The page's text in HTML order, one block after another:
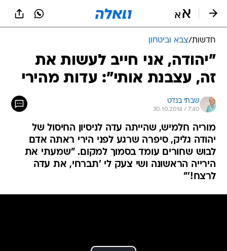
חדשות/צבא וביטחון
"יהודה, אני חייב לעשות את
זה, עצבנת אותי": עדות מהירי
שבתי בנדט
30.10.2014 / 7:40
מוריה חלמיש, שהייתה עדה לניסיון החיסול של
יהודה גליק, סיפרה שרגע לפני הירי ראתה אדם
לבוש שחורים עומד בסמוך למקום. "שמעתי את
הירייה הראשונה ושי צעק לי 'תברחי, את עדה
לרצח!'"